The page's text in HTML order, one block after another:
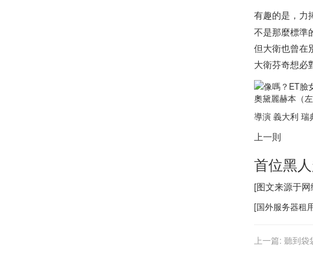
有趣的是，力
不是那麼標準
但大衛也曾在
大衛芬奇想必
奧黛麗赫本（
導演 義大利 瑞
上一則
首位黑
[图文来源于
[国外服务器租
上一篇: 聽到袋